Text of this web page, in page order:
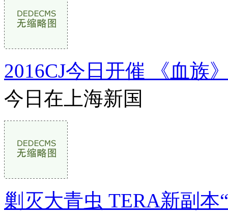
2016CJ今日开催 《血族
今日在上海新国
剿灭大青虫 TERA新副本